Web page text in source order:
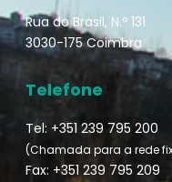
Rua do Brasil, N.º 131
3030-175 Coimbra
Telefone
Tel: +351 239 795 200
(Chamada para a rede
Fax: +351 239 795 209